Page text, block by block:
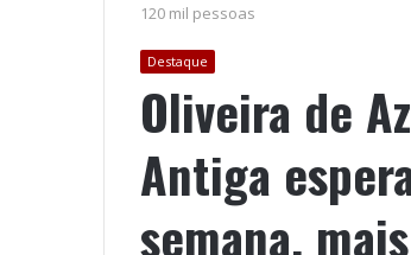
120 mil pessoas
Destaque
Oliveira de
Antiga
semana,